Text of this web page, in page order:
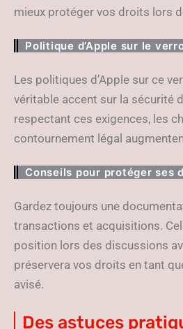
mieux protéger vos droits lors
Politique d’Apple sur le
Les politiques d’Apple sur ce
véritable accent sur la sécurité
respectant ces exigences, les
contournement légal
Conseils pour protéger ses
Gardez toujours une
transactions et acquisitions.
position lors des discussions
préservera vos droits en tant
avisé.
Des astuces